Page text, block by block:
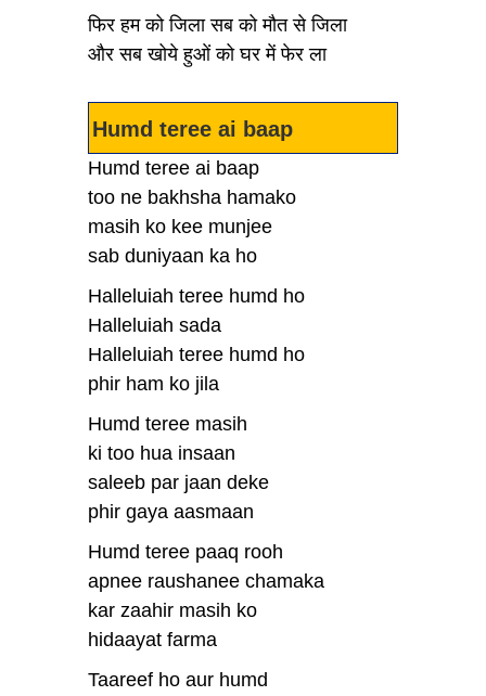
फिर हम को जिला सब को मौत से जिला
और सब खोये हुओं को घर में फेर ला
Humd teree ai baap
Humd teree ai baap
too ne bakhsha hamako
masih ko kee munjee
sab duniyaan ka ho
Halleluiah teree humd ho
Halleluiah sada
Halleluiah teree humd ho
phir ham ko jila
Humd teree masih
ki too hua insaan
saleeb par jaan deke
phir gaya aasmaan
Humd teree paaq rooh
apnee raushanee chamaka
kar zaahir masih ko
hidaayat farma
Taareef ho aur humd